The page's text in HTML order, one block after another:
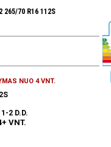
265/70 R16 112S
NUO 4 VNT.
1-2 D.D.
VNT.